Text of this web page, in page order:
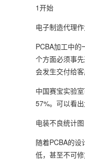
1开始
电子制造代理
PCBA加工中
个方面必须事
会发生交付给
中国赛宝实验
57%。可以看
电装不良统计图
随着PCBA的
低，甚至不可